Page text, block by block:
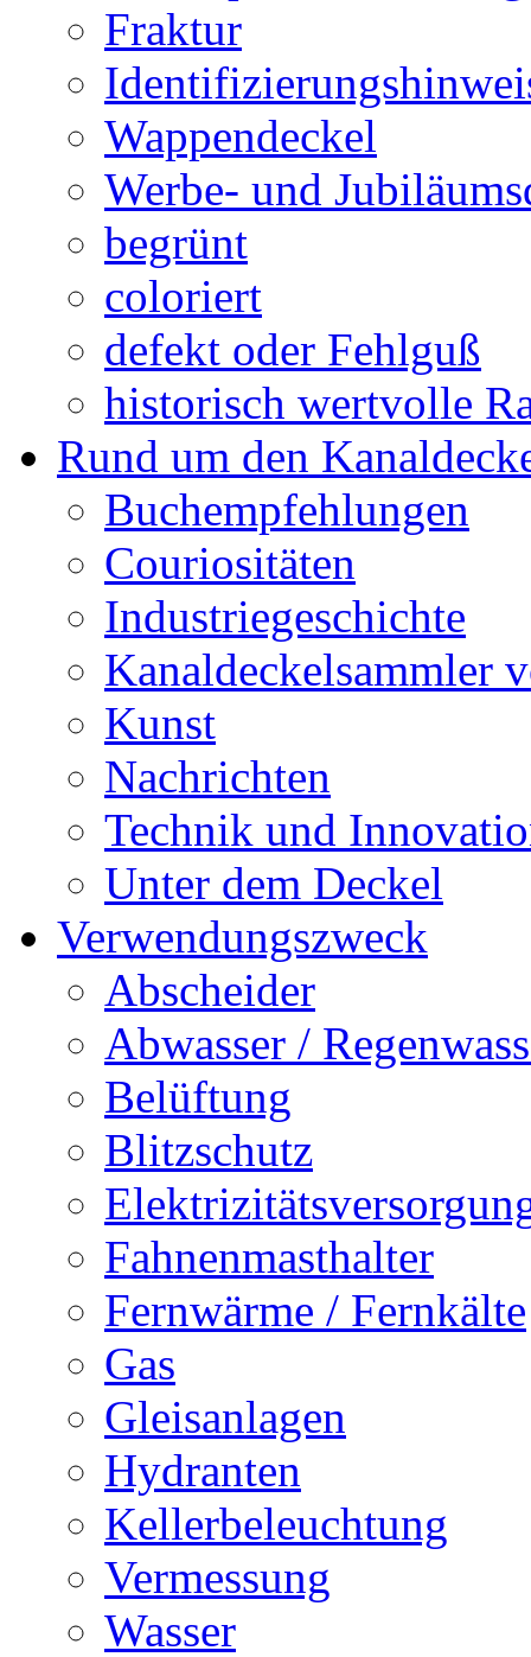
Fraktur
Wappendeckel
Werbe- und
begrünt
coloriert
defekt oder Fehlguß
historisch wertvolle
Rund um den
Buchempfehlungen
Couriositäten
Industriegeschichte
Kanaldeckelsammler
Kunst
Nachrichten
Technik und
Unter dem Deckel
Verwendungszweck
Abscheider
Abwasser /
Belüftung
Blitzschutz
Fahnenmasthalter
Fernwärme / Fernkälte
Gas
Gleisanlagen
Hydranten
Kellerbeleuchtung
Vermessung
Wasser